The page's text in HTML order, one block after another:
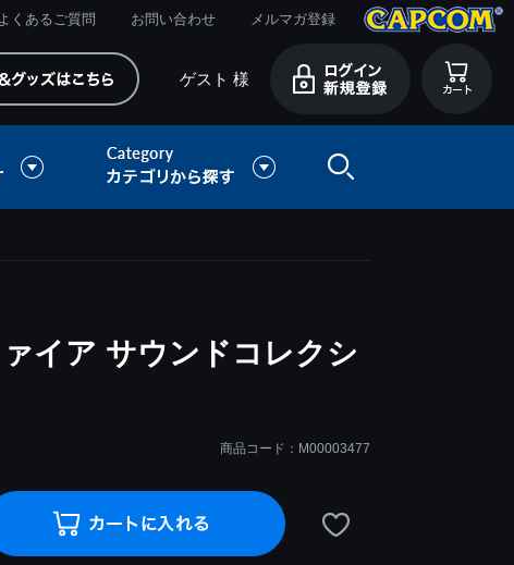
くあるご質問 お問い合わせ メルマガ登録
ゲスト 様
イア サウンドコレクシ
商品コード：M00003477